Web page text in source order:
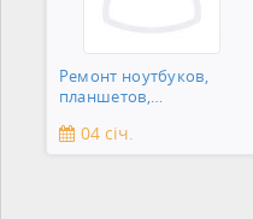
Ремонт ноутбуков,
планшетов,
зеркальны
04 січ.